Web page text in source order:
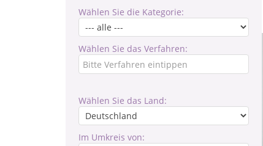
Wählen Sie die Kategorie:
Wählen Sie das Verfahren:
Wählen Sie das Land:
Im Umkreis von: